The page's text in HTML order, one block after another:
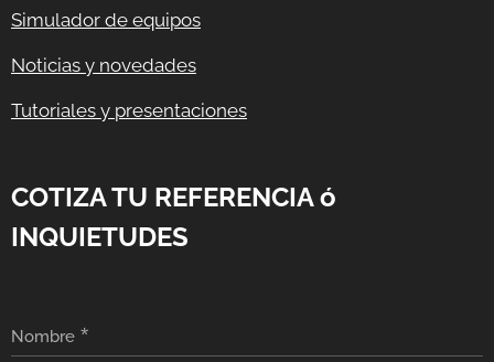
Simulador de equipos
Noticias y novedades
Tutoriales y presentaciones
COTIZA TU REFERENCIA ó
INQUIETUDES
Nombre